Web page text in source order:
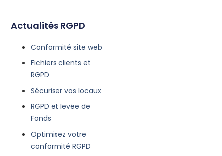
Actualités RGPD
Conformité site web
Fichiers clients et
RGPD
Sécuriser vos locaux
RGPD et levée de
Fonds
Optimisez votre
conformité RGPD